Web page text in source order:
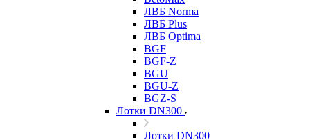
ЛВБ Norma
ЛВБ Plus
ЛВБ Optima
BGF
BGF-Z
BGU
BGU-Z
BGZ-S
Лотки DN300
Лотки DN300